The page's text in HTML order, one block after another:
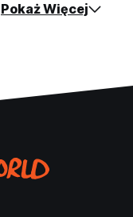
Pokaż Więcej